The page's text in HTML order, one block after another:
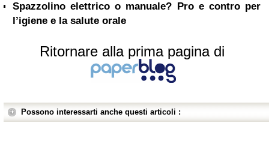
Spazzolino elettrico o manuale? Pro e contro per
l’igiene e la salute orale
Ritornare alla prima pagina di
Possono interessarti anche questi articoli :